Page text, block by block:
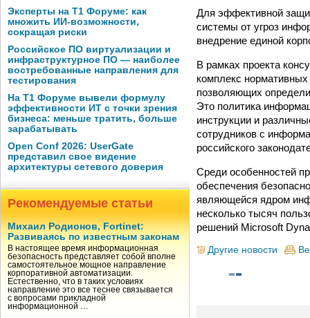
Эксперты на Т1 Форуме: как
множить ИИ-возможности,
сокращая риски
Российское ПО виртуализации и
инфраструктурное ПО — наиболее
востребованные направления для
тестирования
На Т1 Форуме вывели формулу
эффективности ИТ с точки зрения
бизнеса: меньше тратить, больше
зарабатывать
Open Conf 2026: UserGate
представил свое видение
архитектуры сетевого доверия
Рекомендуемые статьи
Михаил Родионов, Fortinet:
Развиваясь по известным законам
В настоящее время информационная
безопасность представляет собой вполне
самостоятельное мощное направление
корпоративной автоматизации.
Естественно, что в таких условиях
направление это все теснее связывается
с вопросами прикладной
информационной …
Для эффективной
системы от угроз
внедрение единой
В рамках проекта
комплекс
позволяющих
Это политика
инструкции и
сотрудников с
российского
Среди особенностей
обеспечения
являющейся ядром
несколько тысяч
решений Microsoft
Другие новости